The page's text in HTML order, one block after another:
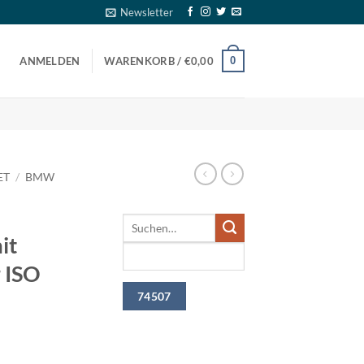
Newsletter
ANMELDEN WARENKORB / €0,00 0
/ BMW